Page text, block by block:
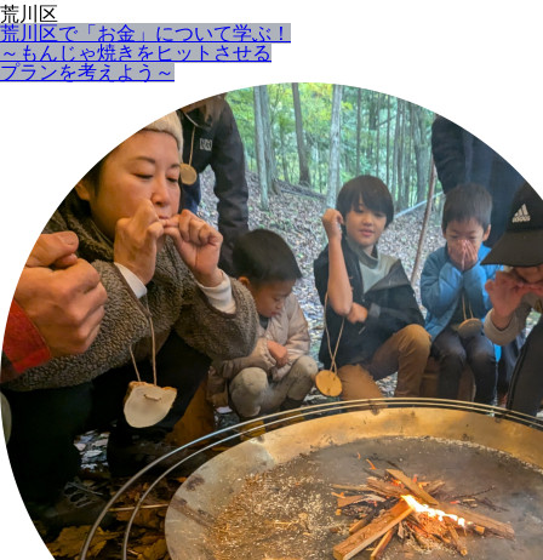
荒川区
荒川区で「お金」について学ぶ！
～もんじゃ焼きをヒットさせる
プランを考えよう～